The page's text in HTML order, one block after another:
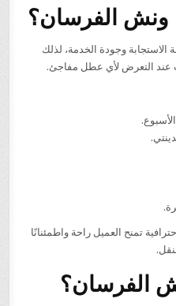
ونش الفرسان؟
الاستجابة وجودة الخدمة، لذلك
عند التعرض لأي عطل مفاجئ.
تمنح العميل راحة واطمئنانًا
الفرسان؟